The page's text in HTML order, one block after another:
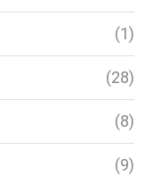
(1)
(28)
(8)
(9)